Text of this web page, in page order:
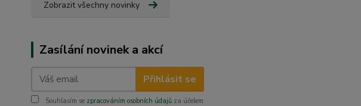
Zobrazit všechny novinky
Zasílání novinek a akcí
Přihlásit se
Souhlasím se zpracováním osobních údajů za účelem